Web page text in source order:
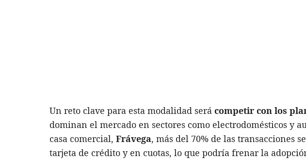
Un reto clave para esta modalidad será competir con los
dominan el mercado en sectores como electrodomésticos y
casa comercial, Frávega, más del 70% de las transacciones
tarjeta de crédito y en cuotas, lo que podría frenar la